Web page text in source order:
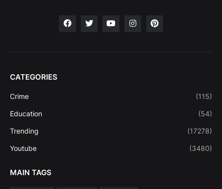
CATEGORIES
Crime (115)
Education (54)
Trending (17278)
Youtube (3480)
MAIN TAGS